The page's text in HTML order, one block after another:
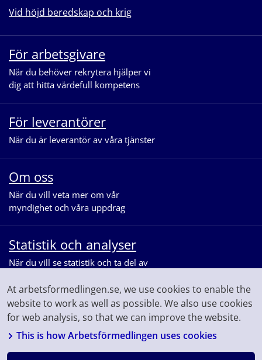
At arbetsformedlingen.se, we use cookies to enable the
website to work as well as possible. We also use cookies
for web analysis, so that we can improve the website.
This is how Arbetsförmedlingen uses cookies
Vid höjd beredskap och krig
För arbetsgivare
När du behöver rekrytera hjälper vi
dig att hitta värdefull kompetens
För leverantörer
När du är leverantör av våra tjänster
Om oss
När du vill veta mer om vår
myndighet och våra uppdrag
Statistik och analyser
När du vill se statistik och ta del av